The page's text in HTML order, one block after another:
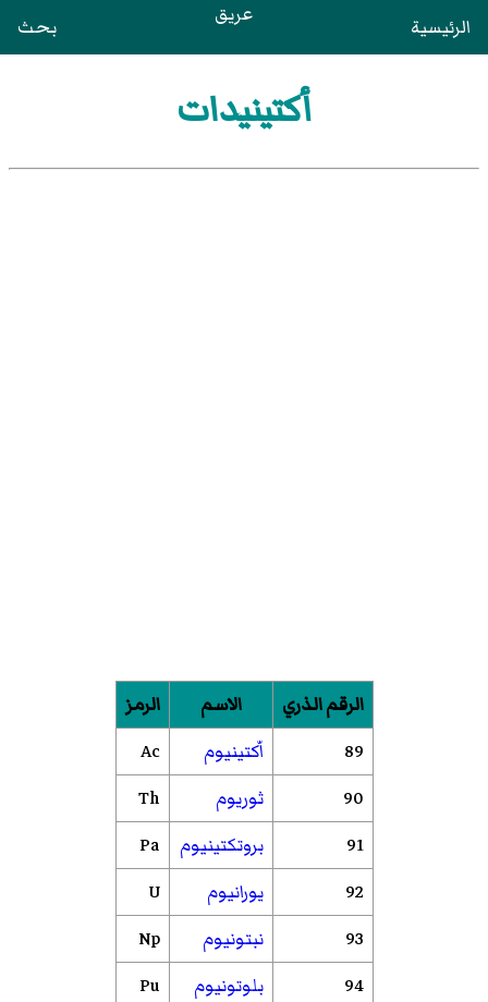
الرئيسية عريق بحث
أكتينيدات
الرقم الذري الاسم
الرمز
89
اّكتينيوم
Ac
90
ثوريوم
Th
91
بروتكتينيوم
Pa
92
يورانيوم
U
93
نبتونيوم
Np
94
بلوتونيوم
Pu